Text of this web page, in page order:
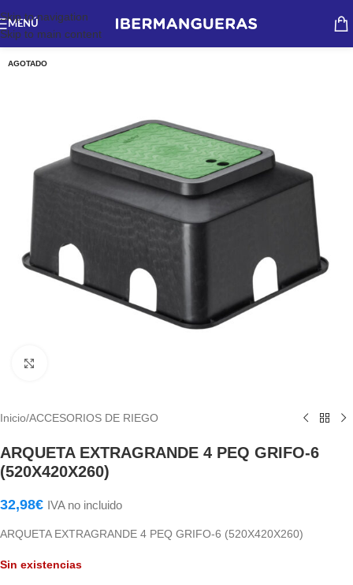
Skip to navigation
Skip to main content
MENÚ
AGOTADO
Inicio/ACCESORIOS DE RIEGO
ARQUETA EXTRAGRANDE 4 PEQ GRIFO-6
(520X420X260)
32,98€ IVA no incluido
ARQUETA EXTRAGRANDE 4 PEQ GRIFO-6 (520X420X260)
Sin existencias